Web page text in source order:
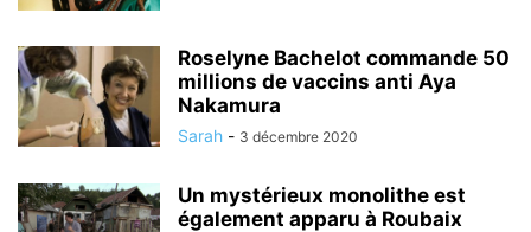
Roselyne Bachelot commande 50
millions de vaccins anti Aya
Nakamura
Sarah - 3 décembre 2020
Un mystérieux monolithe est
également apparu à Roubaix